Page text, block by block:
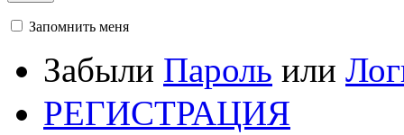
Запомнить меня
Забыли Пароль или
РЕГИСТРАЦИЯ